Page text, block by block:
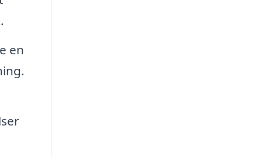
en